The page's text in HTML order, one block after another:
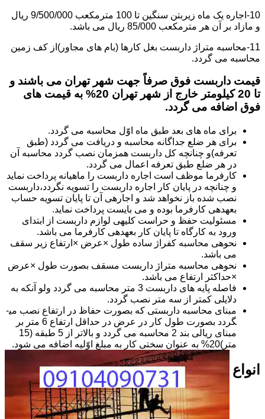
10-اجاره یک ماه زیربتن سنگین تا 100 مترمکعب 9/500/000 ریال
و مازاد بر آن هر مترمکعب 85/000 ریال می باشد.
11-محاسبه متراژ داربست بغل کارها (بام های مجاور)از کف زمین
محاسبه می گردد.
قیمت داربست فوق صرفاً جهت شهر تهران می باشند و
تا 20 کیلومتر خارج از شهر تهران 20% به قیمت های
فوق اضافه می گردد.
برای ماه های بعد طبق ماه اوّل محاسبه می گردد.
برای هر ضلع جداگانه محاسبه و دریافت می گردد (طبق
تعرفه)و چنانچه کل داربست همزمان نصب گردد محاسبه آن
در هر ضلع طبق تعرفه اعمال می گردد.
کارفرما موظف است اجاره داربست را ماهیانه پرداخت نماید
و چنانچه در پایان کار اجاره داربست را تسویه نگردد،داربست
نصب شده باز نخواهد شد و اجاره­ی آن تا پایان تسویه حساب
بعهده­ی کارفرما بوده و می بایست پرداخت نماید.
مسئولیت حفظ و حراست کلیه­ی لوازم داربست از ابتدای
ورود به کارگاه تا پایان کار بعهده­ی کارفرما می باشد.
نحوه­ی محاسبه کفراژ ساده طول ×عرض ×ارتفاع زیر سقف
می باشد.
نحوه­ی محاسبه متراژ داربست مسقف بصورت طول ×عرض
×حداکثر ارتفاع می باشد.
فاصله پایه های داربست 3 متر محاسبه می گردد ولو آنکه به
دلایلی کمتر از سه متر نصب گردد.
مبنای محاسبه داربستی که بصورت حفاظ در ارتفاع نصب می­
گردد بصورت طول کار در عرض در حداقل ارتفاع 6 متر بر
مبنای ریالی بند 2 محاسبه می گردد و بالاتر از 5 طبقه (15
متر)20% به عنوان سختی کار به مبلغ اوّلیه اضافه می شود.
انواع